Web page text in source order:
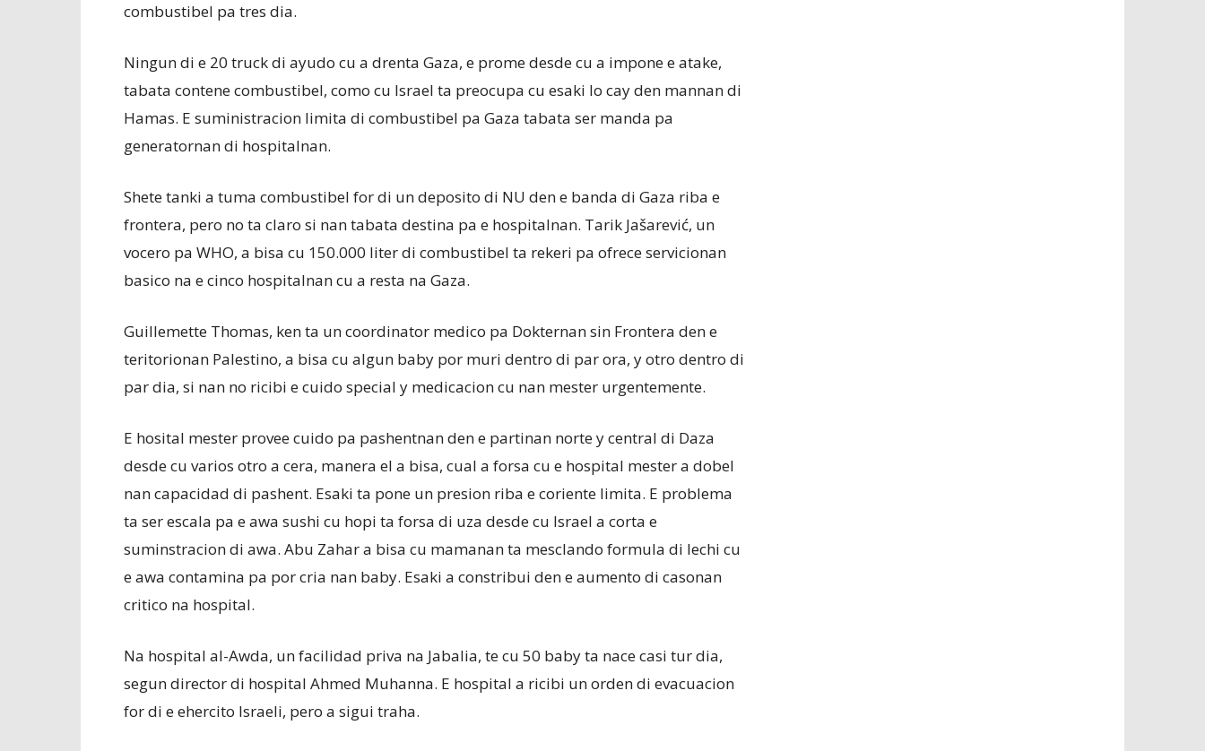
combustibel pa tres dia.
Ningun di e 20 truck di ayudo cu a drenta Gaza, e prome desde cu a impone e atake,
tabata contene combustibel, como cu Israel ta preocupa cu esaki lo cay den mannan di
Hamas. E suministracion limita di combustibel pa Gaza tabata ser manda pa
generatornan di hospitalnan.
Shete tanki a tuma combustibel for di un deposito di NU den e banda di Gaza riba e
frontera, pero no ta claro si nan tabata destina pa e hospitalnan. Tarik Jašarević, un
vocero pa WHO, a bisa cu 150.000 liter di combustibel ta rekeri pa ofrece servicionan
basico na e cinco hospitalnan cu a resta na Gaza.
Guillemette Thomas, ken ta un coordinator medico pa Dokternan sin Frontera den e
teritorionan Palestino, a bisa cu algun baby por muri dentro di par ora, y otro dentro di
par dia, si nan no ricibi e cuido special y medicacion cu nan mester urgentemente.
E hosital mester provee cuido pa pashentnan den e partinan norte y central di Daza
desde cu varios otro a cera, manera el a bisa, cual a forsa cu e hospital mester a dobel
nan capacidad di pashent. Esaki ta pone un presion riba e coriente limita. E problema
ta ser escala pa e awa sushi cu hopi ta forsa di uza desde cu Israel a corta e
suminstracion di awa. Abu Zahar a bisa cu mamanan ta mesclando formula di lechi cu
e awa contamina pa por cria nan baby. Esaki a constribui den e aumento di casonan
critico na hospital.
Na hospital al-Awda, un facilidad priva na Jabalia, te cu 50 baby ta nace casi tur dia,
segun director di hospital Ahmed Muhanna. E hospital a ricibi un orden di evacuacion
for di e ehercito Israeli, pero a sigui traha.